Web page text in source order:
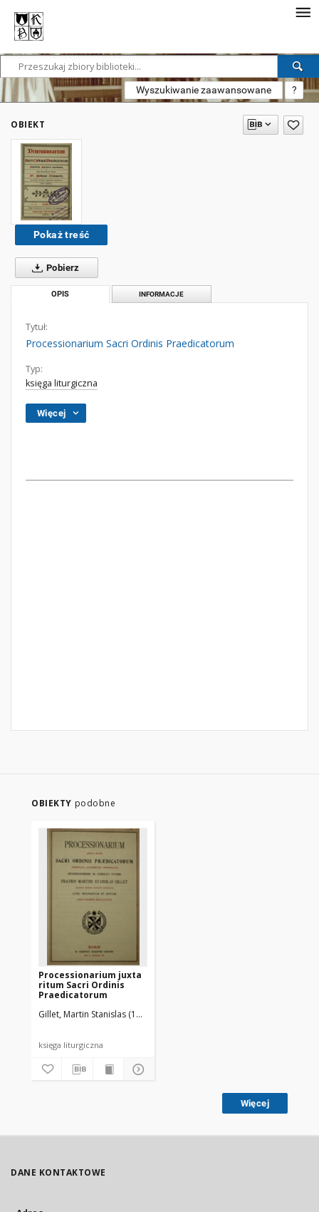
Wyszukiwanie zaawansowane ?
OBIEKT
Pokaż treść
Pobierz
OPIS INFORMACJE
Tytuł:
Processionarium Sacri Ordinis Praedicatorum
Typ:
księga liturgiczna
Więcej
OBIEKTY podobne
Processionarium juxta
ritum Sacri Ordinis
Praedicatorum
Gillet, Martin Stanislas (1875-1951)
księga liturgiczna
Więcej
DANE KONTAKTOWE